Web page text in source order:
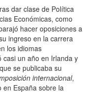
dar clase de Política
Económicas, como
hacer oposiciones a
ingreso en la carrera
los idiomas
casi un año en Irlanda y
se publicaba su
internacional,
en España sobre la